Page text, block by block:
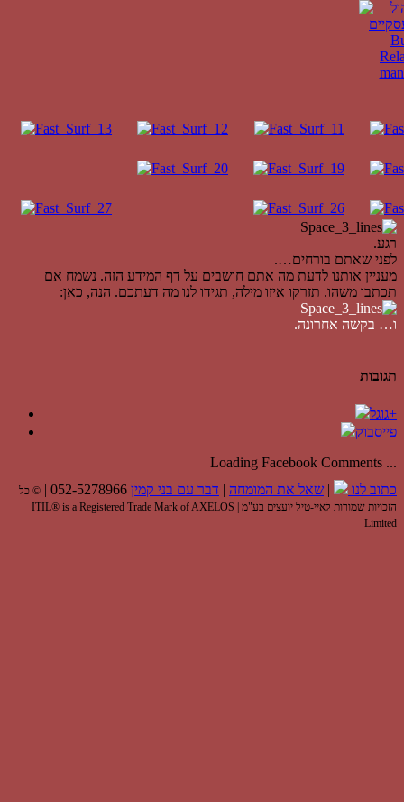
רגע.
לפני שאתם בורחים….
מעניין אותנו לדעת מה אתם חושבים על דף המידע הזה. נשמח אם
תכתבו משהו. תזרקו איזו מילה, תגידו לנו מה דעתכם. הנה, כאן:
ו… בקשה אחרונה.
תגובות
גוגל+
פייסבוק
Loading Facebook Comments ...
כתוב לנו
| שאל את המומחה | דבר עם בני קמין
© כל
הזכויות שמורות לאיי-טיל יועצים בע"מ | ITIL® is a Registered Trade Mark of AXELOS
Limited